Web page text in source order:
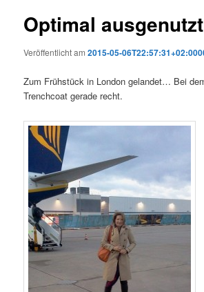
Optimal ausgenutzt
Veröffentlicht am2015-05-
Zum Frühstück in London gelandet… Bei
Trenchcoat gerade recht.